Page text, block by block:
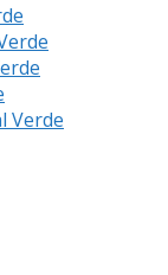
Verde